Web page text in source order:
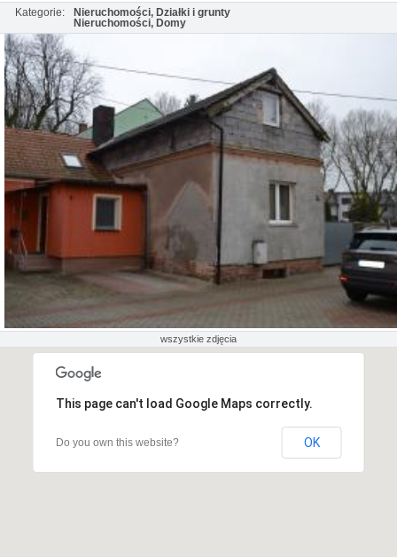
Kategorie:
Nieruchomości, Działki i grunty
Nieruchomości, Domy
wszystkie zdjęcia
This page can't load Google Maps correctly.
Do you own this website? OK